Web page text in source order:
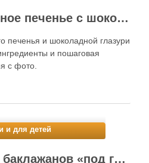
Домашнее песочное печенье с шоколадной глазурью
печенья и шоколадной глазури
и пошаговая
с фото.
и для детей
Теплый салат из баклажанов «под грибы»